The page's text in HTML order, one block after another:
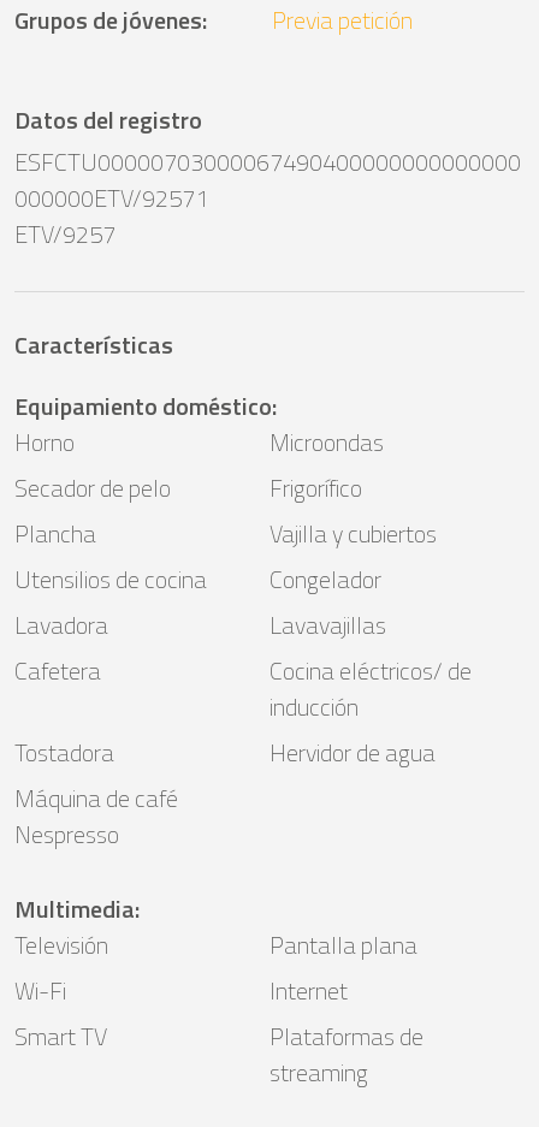
Grupos de jóvenes: Previa petición
Datos del registro
ESFCTU00000703000067490400000000000000
000000ETV/92571
ETV/9257
Características
Equipamiento doméstico:
Horno
Microondas
Secador de pelo
Frigorífico
Plancha
Vajilla y cubiertos
Utensilios de cocina
Congelador
Lavadora
Lavavajillas
Cafetera
Cocina eléctricos/ de
inducción
Tostadora
Hervidor de agua
Máquina de café
Nespresso
Multimedia:
Televisión
Pantalla plana
Wi-Fi
Internet
Smart TV
Plataformas de
streaming